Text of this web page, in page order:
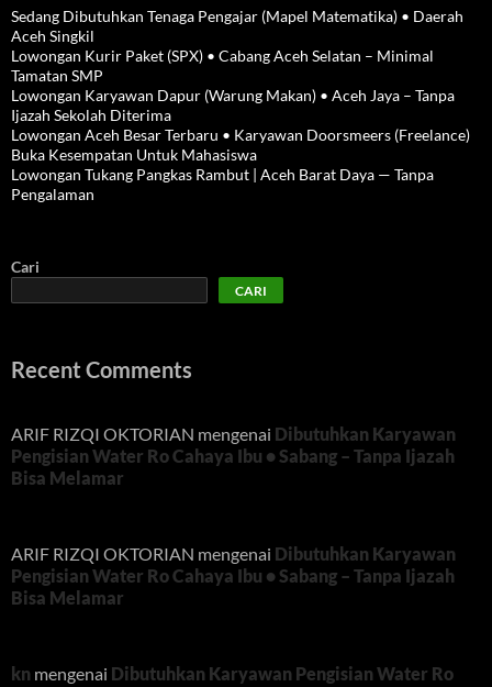
Sedang Dibutuhkan Tenaga Pengajar (Mapel Matematika) • Daerah
Aceh Singkil
Lowongan Kurir Paket (SPX) • Cabang Aceh Selatan – Minimal
Tamatan SMP
Lowongan Karyawan Dapur (Warung Makan) • Aceh Jaya – Tanpa
Ijazah Sekolah Diterima
Lowongan Aceh Besar Terbaru • Karyawan Doorsmeers (Freelance)
Buka Kesempatan Untuk Mahasiswa
Lowongan Tukang Pangkas Rambut | Aceh Barat Daya — Tanpa
Pengalaman
Cari
CARI
Recent Comments
ARIF RIZQI OKTORIAN mengenai Dibutuhkan Karyawan
Pengisian Water Ro Cahaya Ibu • Sabang – Tanpa Ijazah
Bisa Melamar
ARIF RIZQI OKTORIAN mengenai Dibutuhkan Karyawan
Pengisian Water Ro Cahaya Ibu • Sabang – Tanpa Ijazah
Bisa Melamar
kn mengenai Dibutuhkan Karyawan Pengisian Water Ro